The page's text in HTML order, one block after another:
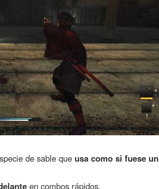
de sable que usa como si fuese un
en combos rápidos.